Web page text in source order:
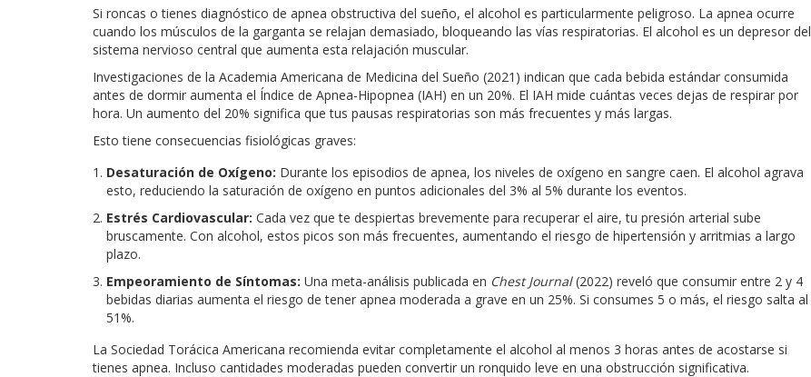
Si roncas o tienes diagnóstico de apnea obstructiva del sueño, el alcohol es particularmente peligroso. La apnea ocurre
cuando los músculos de la garganta se relajan demasiado, bloqueando las vías respiratorias. El alcohol es un depresor del
sistema nervioso central que aumenta esta relajación muscular.
Investigaciones de la Academia Americana de Medicina del Sueño (2021) indican que cada bebida estándar consumida
antes de dormir aumenta el Índice de Apnea-Hipopnea (IAH) en un 20%. El IAH mide cuántas veces dejas de respirar por
hora. Un aumento del 20% significa que tus pausas respiratorias son más frecuentes y más largas.
Esto tiene consecuencias fisiológicas graves:
Desaturación de Oxígeno: Durante los episodios de apnea, los niveles de oxígeno en sangre caen. El alcohol agrava
esto, reduciendo la saturación de oxígeno en puntos adicionales del 3% al 5% durante los eventos.
Estrés Cardiovascular: Cada vez que te despiertas brevemente para recuperar el aire, tu presión arterial sube
bruscamente. Con alcohol, estos picos son más frecuentes, aumentando el riesgo de hipertensión y arritmias a largo
plazo.
Empeoramiento de Síntomas: Una meta-análisis publicada en Chest Journal(2022) reveló que consumir entre 2 y 4
bebidas diarias aumenta el riesgo de tener apnea moderada a grave en un 25%. Si consumes 5 o más, el riesgo salta al
51%.
La Sociedad Torácica Americana recomienda evitar completamente el alcohol al menos 3 horas antes de acostarse si
tienes apnea. Incluso cantidades moderadas pueden convertir un ronquido leve en una obstrucción significativa.